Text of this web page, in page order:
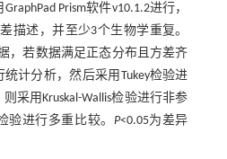
Prism软件v10.1.2进行，
描述，并至少3个生物学重复。
，若数据满足正态分布且方差齐
计分析，然后采用Tukey检验进
采用Kruskal-Wallis检验进行非参
验进行多重比较。 P<0.05为差异